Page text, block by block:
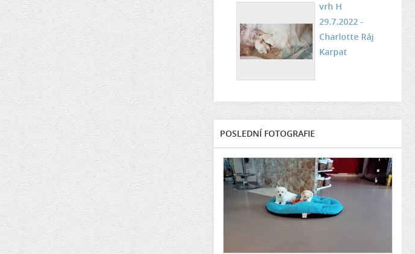
vrh H
29.7.2022 -
Charlotte Ráj
Karpat
POSLEDNÍ FOTOGRAFIE